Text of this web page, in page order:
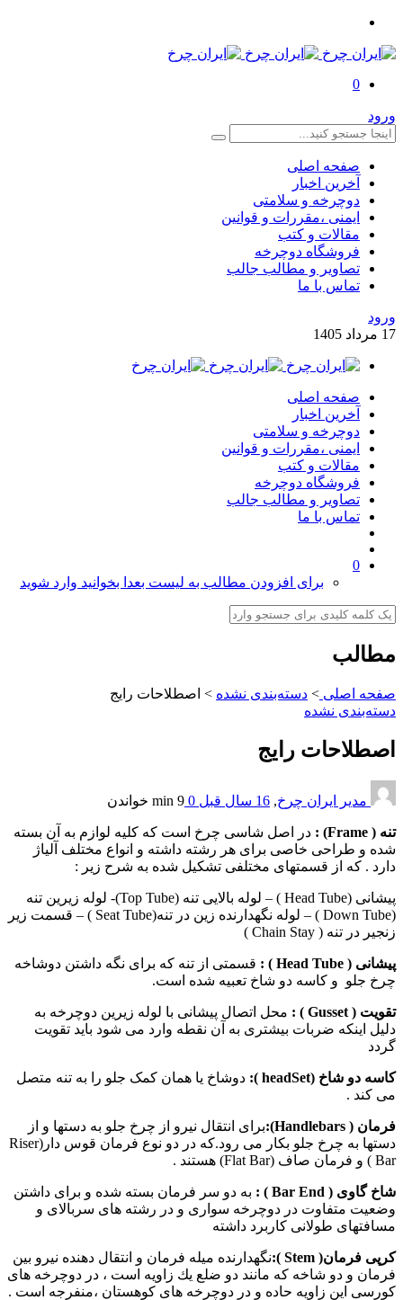
0
ورود
صفحه اصلی
آخرین اخبار
دوچرخه و سلامتی
ایمنی ،مقررات و قوانین
مقالات و کتب
فروشگاه دوچرخه
تصاویر و مطالب جالب
تماس با ما
ورود
17 مرداد 1405
صفحه اصلی
آخرین اخبار
دوچرخه و سلامتی
ایمنی ،مقررات و قوانین
مقالات و کتب
فروشگاه دوچرخه
تصاویر و مطالب جالب
تماس با ما
0
برای افزودن مطالب به لیست بعدا بخوانید وارد شوید
مطالب
صفحه اصلی > دسته‌بندی نشده > اصطلاحات رایج
دسته‌بندی نشده
اصطلاحات رایج
مدیر ایران چرخ, 16 سال قبل 0
9 min خواندن
تنه ( Frame
) : در اصل شاسی چرخ است که کلیه لوازم به آن بسته
شده و طراحی خاصی برای هر رشته داشته و انواع مختلف آلیاژ
دارد . که از قسمتهای مختلفی تشکیل شده به شرح زیر :
پيشانی (Head Tube ) – لوله بالایی تنه (Top Tube)- لوله زیرین تنه
(Down Tube ) – لوله نگهدارنده زین در تنه(Seat Tube ) – قسمت زیر
زنجیر در تنه ( Chain Stay )
پيشانی ( Head Tube
) : قسمتی از تنه كه برای نگه داشتن دوشاخه
چرخ جلو و کاسه دو شاخ تعبيه شده است.
تقویت ( Gusset
) : محل اتصال پیشانی با لوله زیرین دوچرخه به
دلیل اینکه ضربات بیشتری به آن نقطه وارد می شود باید تقویت
گردد
کاسه دو شاخ (headSet
): دوشاخ یا همان کمک جلو را به تنه متصل
می کند .
فرمان ( Handlebars
):برای انتقال نيرو از چرخ جلو به دستها و از
دستها به چرخ جلو بكار می رود.که در دو نوع فرمان قوس دار(Riser
Bar ) و فرمان صاف (Flat Bar) هستند .
شاخ گاوی ( Bar End
) : به دو سر فرمان بسته شده و برای داشتن
وضعیت متفاوت در دوچرخه سواری و در رشته های سربالای و
مسافتهای طولانی کاربرد داشته
كرپی فرمان( Stem
):نگهدارنده ميله فرمان و انتقال دهنده نيرو بين
فرمان و دو شاخه كه مانند دو ضلع يك زاويه است ، در دوچرخه های
كورسی اين زاويه حاده و در دوچرخه های كوهستان ،منفرجه است .